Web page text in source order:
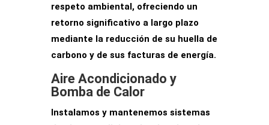
respeto ambiental, ofreciendo un
retorno significativo a largo plazo
mediante la reducción de su huella de
carbono y de sus facturas de energía.
Aire Acondicionado y
Bomba de Calor
Instalamos y mantenemos sistemas